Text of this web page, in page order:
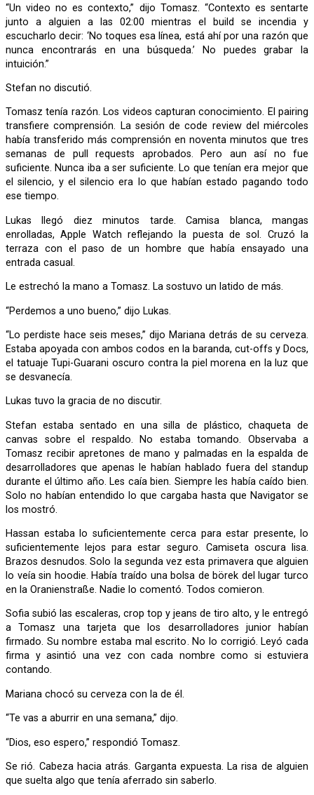
“Un video no es contexto,” dijo Tomasz. “Contexto es sentarte
junto a alguien a las 02:00 mientras el build se incendia y
escucharlo decir: ‘No toques esa línea, está ahí por una razón que
nunca encontrarás en una búsqueda.’ No puedes grabar la
intuición.”
Stefan no discutió.
Tomasz tenía razón. Los videos capturan conocimiento. El pairing
transfiere comprensión. La sesión de code review del miércoles
había transferido más comprensión en noventa minutos que tres
semanas de pull requests aprobados. Pero aun así no fue
suficiente. Nunca iba a ser suficiente. Lo que tenían era mejor que
el silencio, y el silencio era lo que habían estado pagando todo
ese tiempo.
Lukas llegó diez minutos tarde. Camisa blanca, mangas
enrolladas, Apple Watch reflejando la puesta de sol. Cruzó la
terraza con el paso de un hombre que había ensayado una
entrada casual.
Le estrechó la mano a Tomasz. La sostuvo un latido de más.
“Perdemos a uno bueno,” dijo Lukas.
“Lo perdiste hace seis meses,” dijo Mariana detrás de su cerveza.
Estaba apoyada con ambos codos en la baranda, cut-offs y Docs,
el tatuaje Tupi-Guarani oscuro contra la piel morena en la luz que
se desvanecía.
Lukas tuvo la gracia de no discutir.
Stefan estaba sentado en una silla de plástico, chaqueta de
canvas sobre el respaldo. No estaba tomando. Observaba a
Tomasz recibir apretones de mano y palmadas en la espalda de
desarrolladores que apenas le habían hablado fuera del standup
durante el último año. Les caía bien. Siempre les había caído bien.
Solo no habían entendido lo que cargaba hasta que Navigator se
los mostró.
Hassan estaba lo suficientemente cerca para estar presente, lo
suficientemente lejos para estar seguro. Camiseta oscura lisa.
Brazos desnudos. Solo la segunda vez esta primavera que alguien
lo veía sin hoodie. Había traído una bolsa de börek del lugar turco
en la Oranienstraße. Nadie lo comentó. Todos comieron.
Sofia subió las escaleras, crop top y jeans de tiro alto, y le entregó
a Tomasz una tarjeta que los desarrolladores junior habían
firmado. Su nombre estaba mal escrito. No lo corrigió. Leyó cada
firma y asintió una vez con cada nombre como si estuviera
contando.
Mariana chocó su cerveza con la de él.
“Te vas a aburrir en una semana,” dijo.
“Dios, eso espero,” respondió Tomasz.
Se rió. Cabeza hacia atrás. Garganta expuesta. La risa de alguien
que suelta algo que tenía aferrado sin saberlo.